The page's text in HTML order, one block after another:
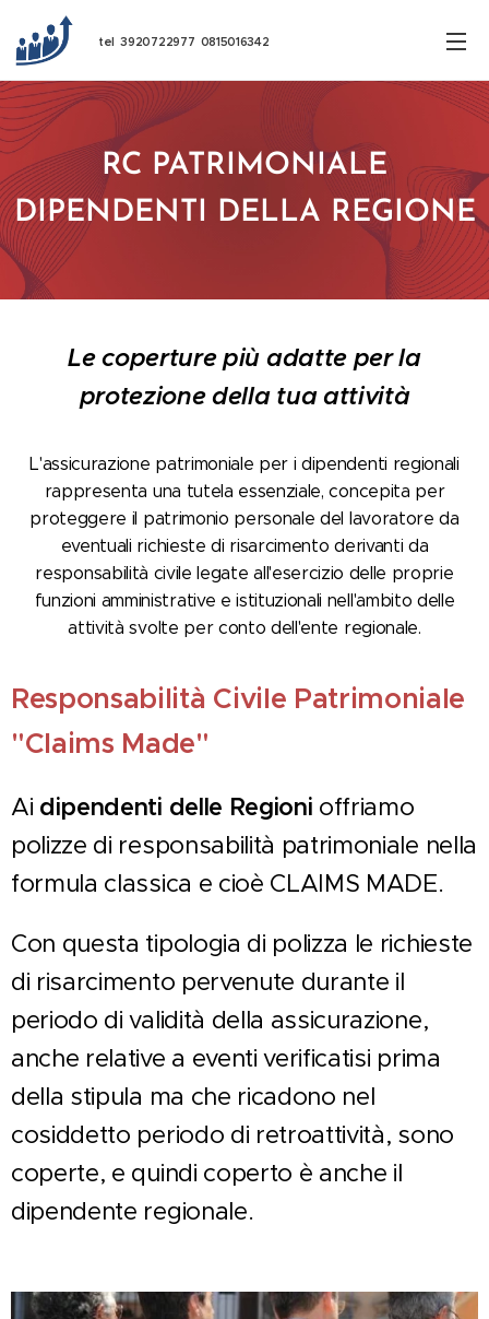
tel 3920722977 0815016342
RC PATRIMONIALE
DIPENDENTI DELLA REGIONE
Le coperture più adatte per la
protezione della tua attività
L'assicurazione patrimoniale per i dipendenti regionali
rappresenta una tutela essenziale, concepita per
proteggere il patrimonio personale del lavoratore da
eventuali richieste di risarcimento derivanti da
responsabilità civile legate all'esercizio delle proprie
funzioni amministrative e istituzionali nell'ambito delle
attività svolte per conto dell'ente regionale.
Responsabilità Civile Patrimoniale
"Claims Made"
Ai dipendenti delle Regioni offriamo
polizze di responsabilità patrimoniale nella
formula classica e cioè CLAIMS MADE.
Con questa tipologia di polizza le richieste
di risarcimento pervenute durante il
periodo di validità della assicurazione,
anche relative a eventi verificatisi prima
della stipula ma che ricadono nel
cosiddetto periodo di retroattività, sono
coperte, e quindi coperto è anche il
dipendente regionale.